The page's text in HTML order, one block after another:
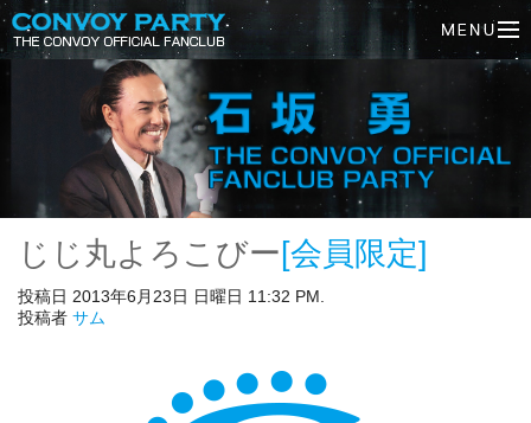
じじ丸よろこびー [会員限定]
投稿日 2013年6月23日 日曜日 11:32 PM.
投稿者 サム